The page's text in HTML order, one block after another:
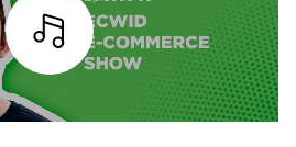
Hallgass